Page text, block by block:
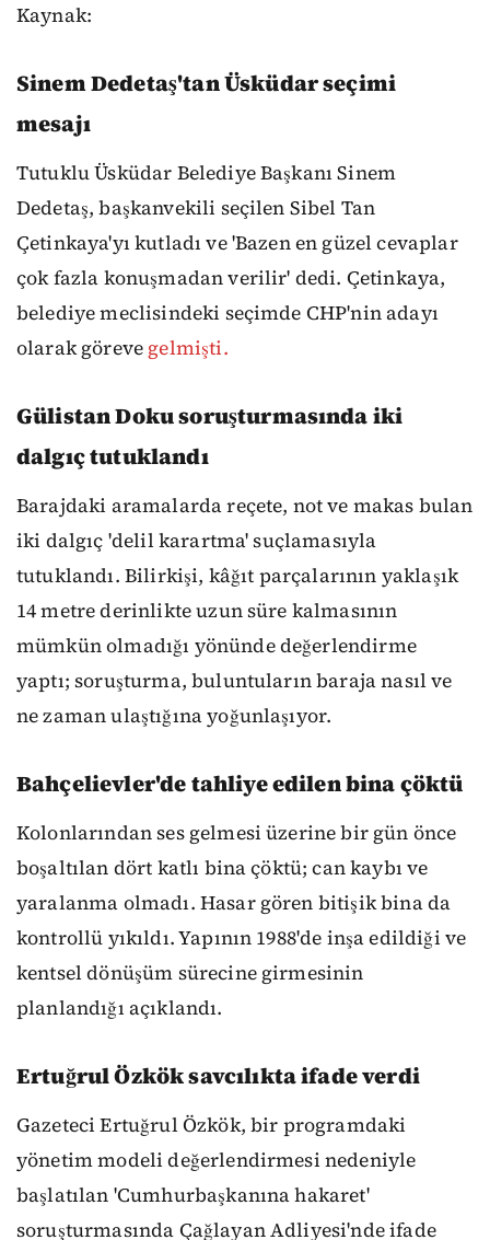
Kaynak:
Sinem Dedetaş'tan Üsküdar seçimi
mesajı
Tutuklu Üsküdar Belediye Başkanı Sinem
Dedetaş, başkanvekili seçilen Sibel Tan
Çetinkaya'yı kutladı ve 'Bazen en güzel cevaplar
çok fazla konuşmadan verilir' dedi. Çetinkaya,
belediye meclisindeki seçimde CHP'nin adayı
olarak göreve gelmişti.
Gülistan Doku soruşturmasında iki
dalgıç tutuklandı
Barajdaki aramalarda reçete, not ve makas bulan
iki dalgıç 'delil karartma' suçlamasıyla
tutuklandı. Bilirkişi, kâğıt parçalarının yaklaşık
14 metre derinlikte uzun süre kalmasının
mümkün olmadığı yönünde değerlendirme
yaptı; soruşturma, buluntuların baraja nasıl ve
ne zaman ulaştığına yoğunlaşıyor.
Bahçelievler'de tahliye edilen bina çöktü
Kolonlarından ses gelmesi üzerine bir gün önce
boşaltılan dört katlı bina çöktü; can kaybı ve
yaralanma olmadı. Hasar gören bitişik bina da
kontrollü yıkıldı. Yapının 1988'de inşa edildiği ve
kentsel dönüşüm sürecine girmesinin
planlandığı açıklandı.
Ertuğrul Özkök savcılıkta ifade verdi
Gazeteci Ertuğrul Özkök, bir programdaki
yönetim modeli değerlendirmesi nedeniyle
başlatılan 'Cumhurbaşkanına hakaret'
soruşturmasında Çağlayan Adliyesi'nde ifade